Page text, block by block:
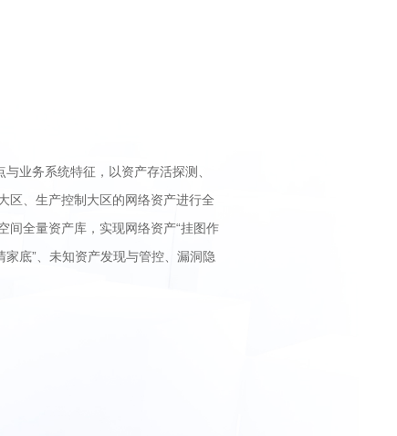
业务系统特征，以资产存活探测、
区、生产控制大区的网络资产进行全
间全量资产库，实现网络资产“挂图作
底”、未知资产发现与管控、漏洞隐